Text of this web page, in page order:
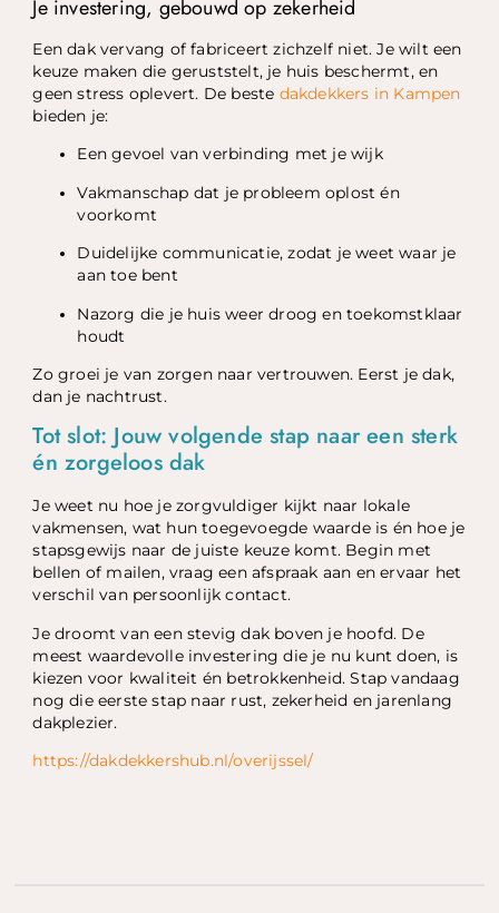
Je investering, gebouwd op zekerheid
Een dak vervang of fabriceert zichzelf niet. Je wilt een
keuze maken die geruststelt, je huis beschermt, en
geen stress oplevert. De beste dakdekkers in Kampen
bieden je:
Een gevoel van verbinding met je wijk
Vakmanschap dat je probleem oplost én
voorkomt
Duidelijke communicatie, zodat je weet waar je
aan toe bent
Nazorg die je huis weer droog en toekomstklaar
houdt
Zo groei je van zorgen naar vertrouwen. Eerst je dak,
dan je nachtrust.
Tot slot: Jouw volgende stap naar een sterk
én zorgeloos dak
Je weet nu hoe je zorgvuldiger kijkt naar lokale
vakmensen, wat hun toegevoegde waarde is én hoe je
stapsgewijs naar de juiste keuze komt. Begin met
bellen of mailen, vraag een afspraak aan en ervaar het
verschil van persoonlijk contact.
Je droomt van een stevig dak boven je hoofd. De
meest waardevolle investering die je nu kunt doen, is
kiezen voor kwaliteit én betrokkenheid. Stap vandaag
nog die eerste stap naar rust, zekerheid en jarenlang
dakplezier.
https://dakdekkershub.nl/overijssel/